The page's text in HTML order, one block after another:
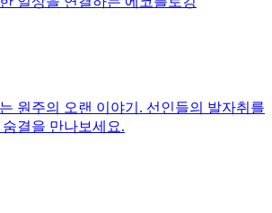
원주의 오랜 이야기. 선인들의 발자취를
결을 만나보세요.